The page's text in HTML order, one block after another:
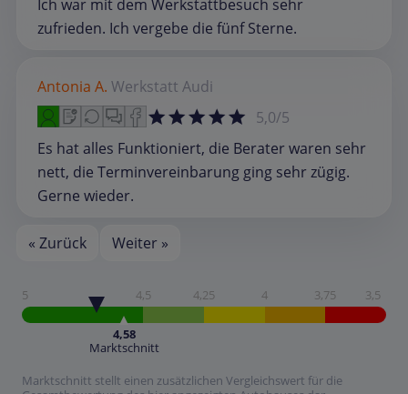
Ich war mit dem Werkstattbesuch sehr
zufrieden. Ich vergebe die fünf Sterne.
Antonia A. Werkstatt Audi
5,0/5
Es hat alles Funktioniert, die Berater waren sehr
nett, die Terminvereinbarung ging sehr zügig.
Gerne wieder.
« Zurück Weiter »
5 4,5 4,25 4 3,75 3,5
4,58
Marktschnitt
Marktschnitt stellt einen zusätzlichen Vergleichswert für die